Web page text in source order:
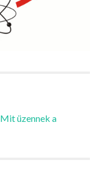
Mit üzennek a